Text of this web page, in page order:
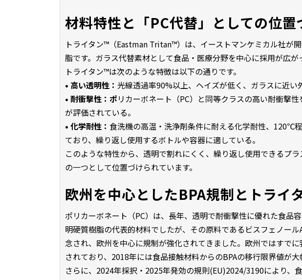
材料特性と「PC代替」としての位置
トライタン™（Eastman Tritan™）は、イーストマンケミカル社が
脂です。ガラス代替素材として食品・医療分野を中心に採用が広が
トライタン™は次のような特徴は以下の通りです。
• 高い透明性： 光線透過率90%以上、ヘイズが低く、ガラスに近い
• 耐衝撃性：ポリカーボネート（PC）と同等クラスの高い耐衝撃
が評価されている。
• 化学耐性： 食洗機の高温・洗浄剤条件に耐える化学耐性、120℃
ており、繰り返し使用するボトルや容器に適している。
このような特性から、透明で割れにくく、繰り返し使用できるプ
の一つとして位置づけられています。
欧州を中心としたBPA規制とトライ
ポリカーボネート（PC）は、長年、透明で耐衝撃性に優れた食品
明硬質樹脂の代表的材料でしたが、その原料であるビスフェノー
念され、欧州を中心に規制が強化されてきました。欧州ではすで
されており、2018年には食品接触材料からのBPAの移行限界値が大
さらに、2024年採択・2025年発効の規則(EU)2024/3190により、